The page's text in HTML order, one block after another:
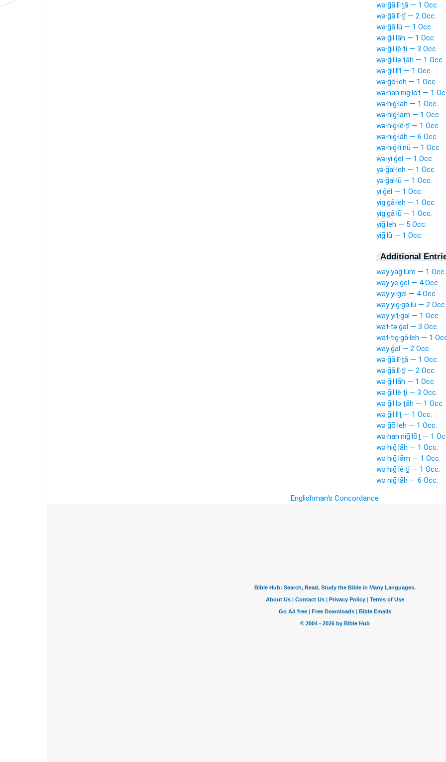
wə·ḡā·lî·ṯā — 1 Occ.
wə·ḡā·lî·ṯî — 2 Occ.
wə·ḡā·lū — 1 Occ.
wə·ḡil·lāh — 1 Occ.
wə·ḡil·lê·ṯî — 3 Occ.
wə·ḡil·lə·ṯāh — 1 Occ.
wə·ḡil·lîṯ — 1 Occ.
wə·ḡō·leh — 1 Occ.
wə·han·niḡ·lōṯ — 1
wə·hiḡ·lāh — 1 Occ.
wə·hiḡ·lām — 1 Occ.
wə·hiḡ·lê·ṯî — 1 Occ.
wə·niḡ·lāh — 6 Occ.
wə·niḡ·lî·nū — 1 Occ.
wə·yi·ḡel — 1 Occ.
yə·ḡal·leh — 1 Occ.
yə·ḡal·lū — 1 Occ.
yi·ḡel — 1 Occ.
yig·gā·leh — 1 Occ.
yig·gā·lū — 1 Occ.
yiḡ·leh — 5 Occ.
yiḡ·lū — 1 Occ.
Additional
way·yaḡ·lūm — 1 Occ.
way·ye·ḡel — 4 Occ.
way·yi·ḡel — 4 Occ.
way·yig·gā·lū — 2 Occ.
way·yiṯ·gal — 1 Occ.
wat·tə·ḡal — 3 Occ.
wat·tig·gā·leh — 1
way·ḡal — 2 Occ.
wə·ḡā·lî·ṯā — 1 Occ.
wə·ḡā·lî·ṯî — 2 Occ.
wə·ḡil·lāh — 1 Occ.
wə·ḡil·lê·ṯî — 3 Occ.
wə·ḡil·lə·ṯāh — 1 Occ.
wə·ḡil·lîṯ — 1 Occ.
wə·ḡō·leh — 1 Occ.
wə·han·niḡ·lōṯ — 1
wə·hiḡ·lāh — 1 Occ.
wə·hiḡ·lām — 1 Occ.
wə·hiḡ·lê·ṯî — 1 Occ.
wə·niḡ·lāh — 6 Occ.
Englishman's Concordance